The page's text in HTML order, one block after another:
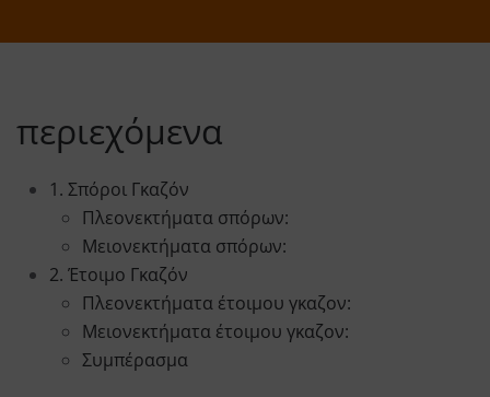
περιεχόμενα
1. Σπόροι Γκαζόν
Πλεονεκτήματα σπόρων:
Μειονεκτήματα σπόρων:
2. Έτοιμο Γκαζόν
Πλεονεκτήματα έτοιμου γκαζον:
Μειονεκτήματα έτοιμου γκαζον:
Συμπέρασμα